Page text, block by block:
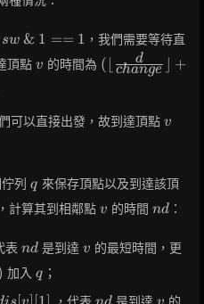
sw
1 ==
sw & 1 == 1 ，我們需要等待直
頂點 v
v 的時間為 (\lfloor
\frac{d}
\rfloor +
1) \times
( ⌊ change
d ⌋ +
可以直接出發，故到達頂點 v
v
列 q
q 來保存頂點以及到達該頂
，計算其到相鄰點 v
v 的時間 nd
nd：
表 nd
nd 是到達 v
v 的最短時間，更
加入 q
q ；
nd v